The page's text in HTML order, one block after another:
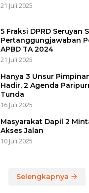
21 Juli 2025
5 Fraksi DPRD Seruyan
Pertanggungjawaban
APBD TA 2024
21 Juli 2025
Hanya 3 Unsur
Hadir, 2 Agenda
Tunda
16 Juli 2025
Masyarakat Dapil 2
Akses Jalan
10 Juli 2025
Selengkapnya